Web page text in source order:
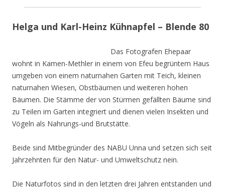
Helga und Karl-Heinz Kühnapfel – Blende 80
Das Fotografen Ehepaar
wohnt in Kamen-Methler in einem von Efeu begrüntem Haus
umgeben von einem naturnahen Garten mit Teich, kleinen
naturnahen Wiesen, Obstbäumen und weiteren hohen
Bäumen. Die Stämme der von Stürmen gefällten Bäume sind
zu Teilen im Garten integriert und dienen vielen Insekten und
Vögeln als Nahrungs-und Brutstätte.
Beide sind Mitbegründer des NABU Unna und setzen sich seit
Jahrzehnten für den Natur- und Umweltschutz nein.
Die Naturfotos sind in den letzten drei Jahren entstanden und